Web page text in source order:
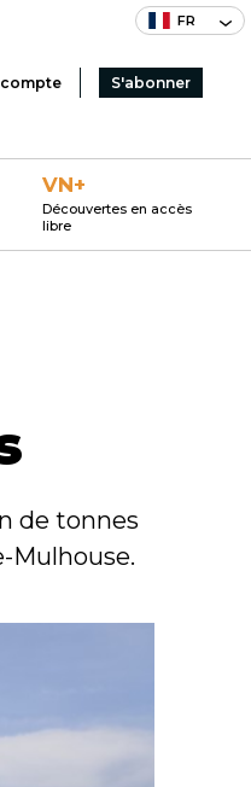
FR
S'abonner
VN+
Découvertes en accès
libre
de tonnes
Mulhouse.